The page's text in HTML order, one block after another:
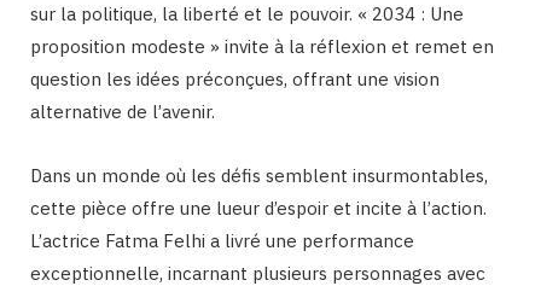
sur la politique, la liberté et le pouvoir. « 2034 : Une
proposition modeste » invite à la réflexion et remet en
question les idées préconçues, offrant une vision
alternative de l’avenir.
Dans un monde où les défis semblent insurmontables,
cette pièce offre une lueur d’espoir et incite à l’action.
L’actrice Fatma Felhi a livré une performance
exceptionnelle, incarnant plusieurs personnages avec